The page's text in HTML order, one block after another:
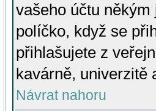
vašeho účtu
políčko, když se
přihlašujete z
kavárně, univerzitě
Návrat nahoru